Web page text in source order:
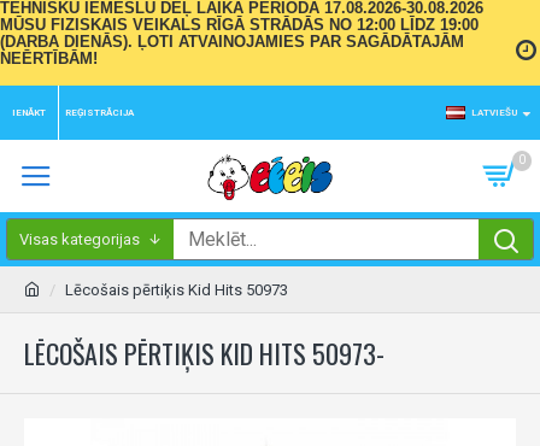
TEHNISKU IEMESLU DĒĻ LAIKA PERIODĀ 17.08.2026-30.08.2026
MŪSU FIZISKAIS VEIKALS RĪGĀ STRĀDĀS NO 12:00 LĪDZ 19:00
(DARBA DIENĀS). ĻOTI ATVAINOJAMIES PAR SAGĀDĀTAJĀM
NEĒRTĪBĀM!
IENĀKT REĢISTRĀCIJA LATVIEŠU
0
Visas kategorijas
Lēcošais pērtiķis Kid Hits 50973
LĒCOŠAIS PĒRTIĶIS KID HITS 50973-